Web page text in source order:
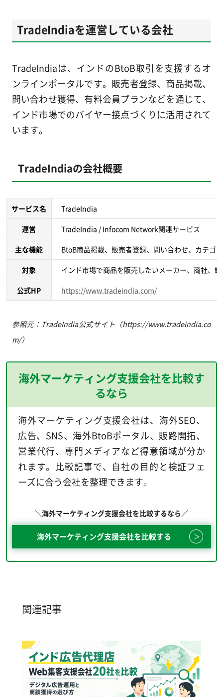
TradeIndiaを運営している会社
TradeIndiaは、インドのBtoB取引を支援するオ
ンラインポータルです。販売者登録、商品掲載、
問い合わせ獲得、有料会員プランなどを通じて、
インド市場でのバイヤー接点づくりに活用されて
います。
TradeIndiaの会社概要
サービス名 TradeIndia
運営 TradeIndia / Infocom Network関連サービス
主な機能 BtoB商品掲載、販売者登録、問い合わせ、カテゴ
対象 インド市場で商品を販売したいメーカー、商社、
公式HP https://www.tradeindia.com/
参照元：TradeIndia公式サイト（https://www.tradeindia.co
m/）
海外マーケティング支援会社を比較す
るなら
海外マーケティング支援会社は、海外SEO、
広告、SNS、海外BtoBポータル、販路開拓、
営業代行、専門メディアなど得意領域が分か
れます。比較記事で、自社の目的と検証フェ
ーズに合う会社を整理できます。
＼海外マーケティング支援会社を比較するなら／
海外マーケティング支援会社を比較する
関連記事